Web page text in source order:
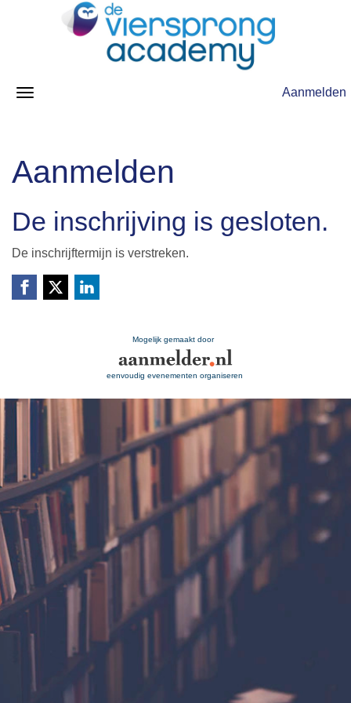
Aanmelden
Aanmelden
De inschrijving is gesloten.
De inschrijftermijn is verstreken.
Mogelijk gemaakt door
eenvoudig evenementen organiseren